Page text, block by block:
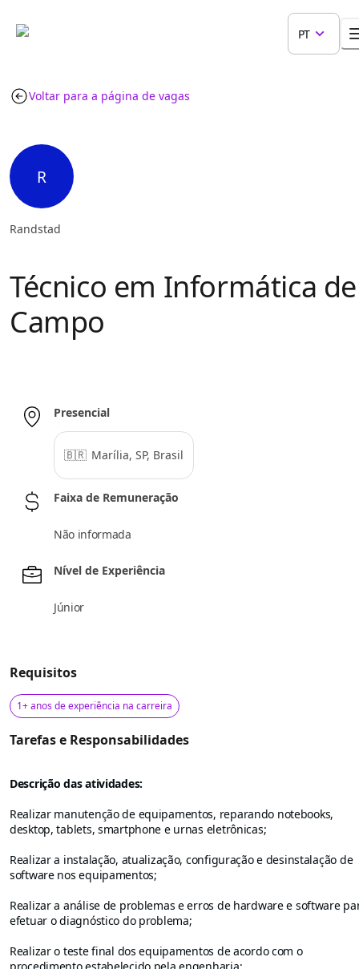
PT
Voltar para a página de vagas
R
Randstad
Técnico em Informática de
Campo
Presencial
🇧🇷 Marília, SP, Brasil
Faixa de Remuneração
Não informada
Nível de Experiência
Júnior
Requisitos
1+ anos de experiência na carreira
Tarefas e Responsabilidades
Descrição das atividades:
Realizar manutenção de equipamentos, reparando notebooks,
desktop, tablets, smartphone e urnas eletrônicas;
Realizar a instalação, atualização, configuração e desinstalação de
software nos equipamentos;
Realizar a análise de problemas e erros de hardware e software
efetuar o diagnóstico do problema;
Realizar o teste final dos equipamentos de acordo com o